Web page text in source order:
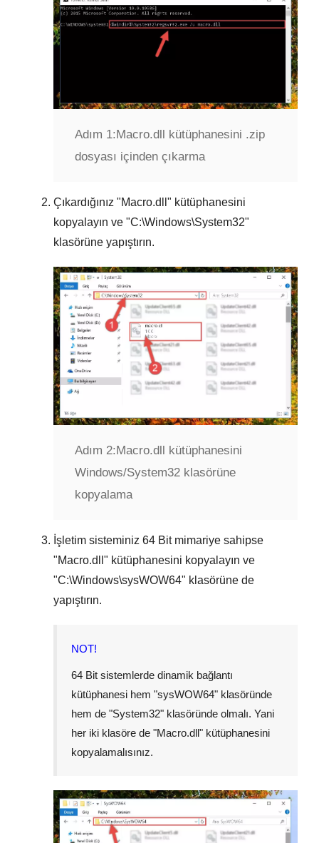
Adım 1:Macro.dll kütüphanesini .zip
dosyası içinden çıkarma
Çıkardığınız "Macro.dll " kütüphanesini
kopyalayın ve "C:\Windows\System32"
klasörüne yapıştırın.
Adım 2:Macro.dll kütüphanesini
Windows/System32 klasörüne
kopyalama
İşletim sisteminiz 64 Bitmimariye sahipse
"Macro.dll " kütüphanesini kopyalayın ve
"C:\Windows\sysWOW64" klasörüne de
yapıştırın.
NOT!
64 Bit sistemlerde dinamik bağlantı
kütüphanesi hem "sysWOW64" klasöründe
hem de "System32" klasöründe olmalı. Yani
her iki klasöre de "Macro.dll" kütüphanesini
kopyalamalısınız.